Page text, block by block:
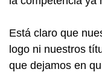
Está claro que
logo ni nuestros
que dejamos en